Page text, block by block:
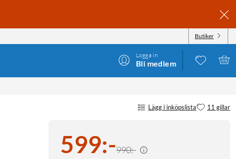
Butiker
Logga in
Bli medlem
Lägg i inköpslista 11 gillar
599:-990:-